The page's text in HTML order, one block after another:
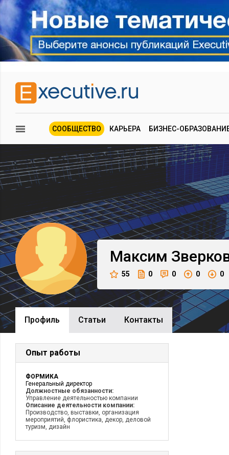
СООБЩЕСТВО КАРЬЕРА БИЗНЕС-
Максим
55 0 0 0 0
Профиль Cтатьи Контакты
Опыт работы
ФОРМИКА
Генеральный директор
Должностные обязанности:
Управление деятельностью компании
Описание деятельности компании:
Производство, выставки, организация
мероприятий, флористика, декор, деловой
туризм, дизайн